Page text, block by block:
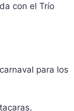
con el Trío
para los